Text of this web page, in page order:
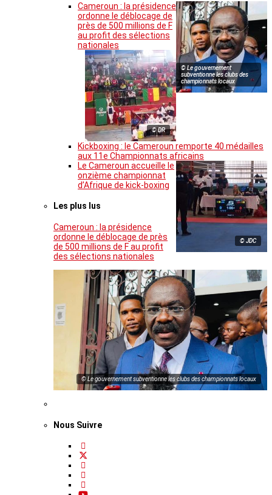
© Le gouvernement
subventionne les clubs des
championnats locaux
Cameroun : la présidence
ordonne le déblocage de
près de 500 millions de F
au profit des sélections
nationales
© DR
Kickboxing : le Cameroun remporte 40 médailles
aux 11e Championnats africains
© JDC
Le Cameroun accueille le
onzième championnat
d’Afrique de kick-boxing
Les plus lus
Cameroun : la présidence
ordonne le déblocage de près
de 500 millions de F au profit
des sélections nationales
© Le gouvernement subventionne les clubs des championnats locaux
Nous Suivre